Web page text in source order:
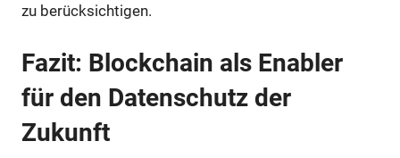
zu berücksichtigen.
Fazit: Blockchain als Enabler
für den Datenschutz der
Zukunft